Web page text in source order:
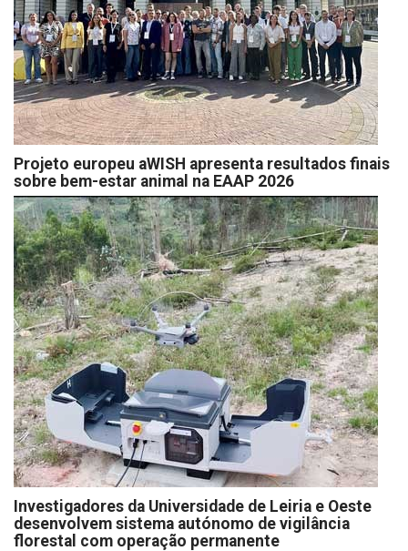
Projeto europeu aWISH apresenta resultados finais
sobre bem-estar animal na EAAP 2026
Investigadores da Universidade de Leiria e Oeste
desenvolvem sistema autónomo de vigilância
florestal com operação permanente